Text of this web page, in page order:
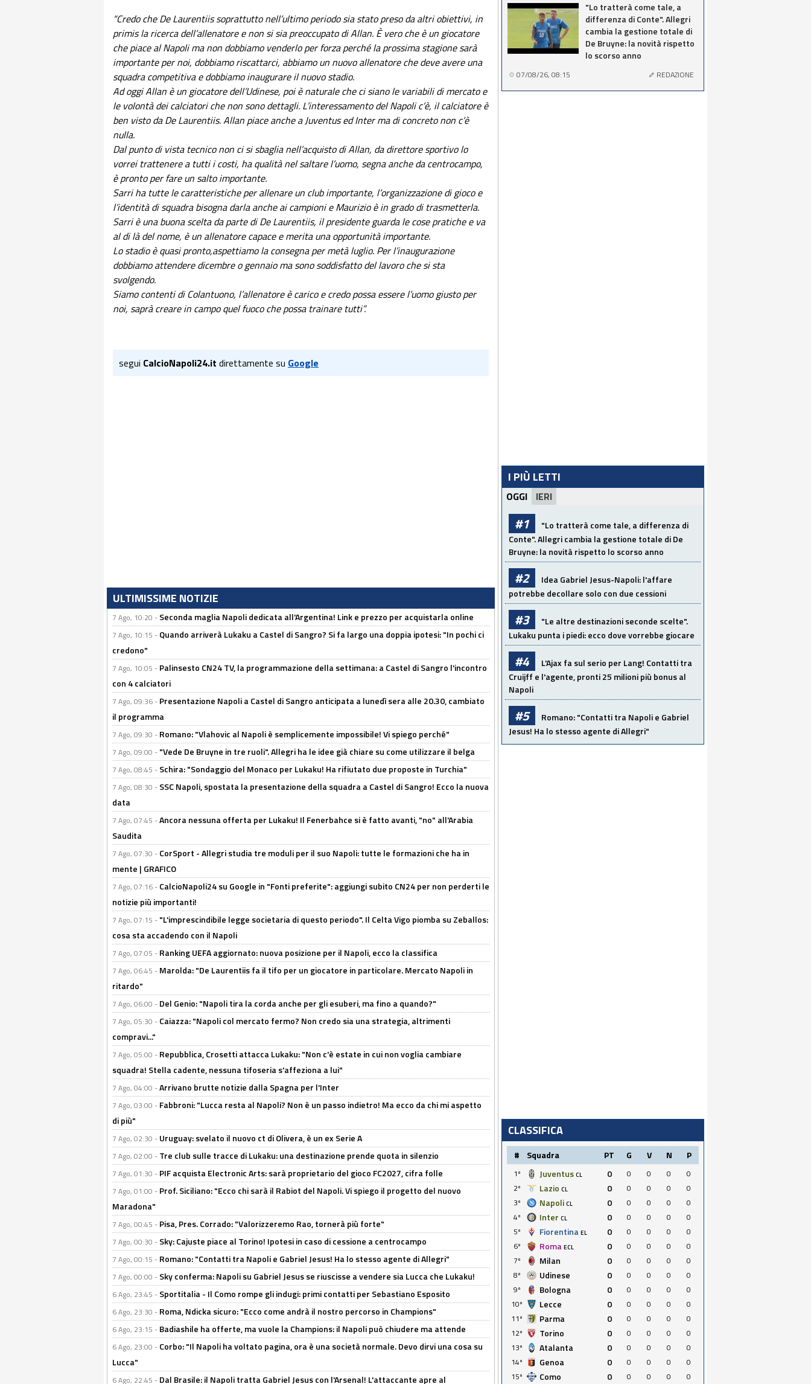
“Credo che De Laurentiis soprattutto nell’ultimo periodo sia stato preso da altri obiettivi, in
primis la ricerca dell’allenatore e non si sia preoccupato di Allan. È vero che è un giocatore
che piace al Napoli ma non dobbiamo venderlo per forza perché la prossima stagione sarà
importante per noi, dobbiamo riscattarci, abbiamo un nuovo allenatore che deve avere una
squadra competitiva e dobbiamo inaugurare il nuovo stadio.
Ad oggi Allan è un giocatore dell’Udinese, poi è naturale che ci siano le variabili di mercato e
le volontà dei calciatori che non sono dettagli. L’interessamento del Napoli c’è, il calciatore è
ben visto da De Laurentiis. Allan piace anche a Juventus ed Inter ma di concreto non c’è
nulla.
Dal punto di vista tecnico non ci si sbaglia nell’acquisto di Allan, da direttore sportivo lo
vorrei trattenere a tutti i costi, ha qualità nel saltare l’uomo, segna anche da centrocampo,
è pronto per fare un salto importante.
Sarri ha tutte le caratteristiche per allenare un club importante, l’organizzazione di gioco e
l’identità di squadra bisogna darla anche ai campioni e Maurizio è in grado di trasmetterla.
Sarri è una buona scelta da parte di De Laurentiis, il presidente guarda le cose pratiche e va
al di là del nome, è un allenatore capace e merita una opportunità importante.
Lo stadio è quasi pronto,aspettiamo la consegna per metà luglio. Per l’inaugurazione
dobbiamo attendere dicembre o gennaio ma sono soddisfatto del lavoro che si sta
svolgendo.
Siamo contenti di Colantuono, l’allenatore è carico e credo possa essere l’uomo giusto per
noi, saprà creare in campo quel fuoco che possa trainare tutti”.
segui CalcioNapoli24.it direttamente su Google
ULTIMISSIME NOTIZIE
7 Ago, 10:20 - Seconda maglia Napoli dedicata all'Argentina! Link e prezzo per acquistarla online
7 Ago, 10:15 - Quando arriverà Lukaku a Castel di Sangro? Si fa largo una doppia ipotesi: "In pochi ci
credono"
7 Ago, 10:05 - Palinsesto CN24 TV, la programmazione della settimana: a Castel di Sangro l'incontro
con 4 calciatori
7 Ago, 09:36 - Presentazione Napoli a Castel di Sangro anticipata a lunedì sera alle 20.30, cambiato
il programma
7 Ago, 09:30 - Romano: "Vlahovic al Napoli è semplicemente impossibile! Vi spiego perché"
7 Ago, 09:00 - "Vede De Bruyne in tre ruoli". Allegri ha le idee già chiare su come utilizzare il belga
7 Ago, 08:45 - Schira: "Sondaggio del Monaco per Lukaku! Ha rifiutato due proposte in Turchia"
7 Ago, 08:30 - SSC Napoli, spostata la presentazione della squadra a Castel di Sangro! Ecco la nuova
data
7 Ago, 07:45 -Ancora nessuna offerta per Lukaku! Il Fenerbahce si è fatto avanti, "no" all'Arabia
Saudita
7 Ago, 07:30 - CorSport - Allegri studia tre moduli per il suo Napoli: tutte le formazioni che ha in
mente | GRAFICO
7 Ago, 07:16 - CalcioNapoli24 su Google in "Fonti preferite": aggiungi subito CN24 per non perderti le
notizie più importanti!
7 Ago, 07:15 - "L'imprescindibile legge societaria di questo periodo". Il Celta Vigo piomba su Zeballos:
cosa sta accadendo con il Napoli
7 Ago, 07:05 - Ranking UEFA aggiornato: nuova posizione per il Napoli, ecco la classifica
7 Ago, 06:45 - Marolda: "De Laurentiis fa il tifo per un giocatore in particolare. Mercato Napoli in
ritardo"
7 Ago, 06:00 - Del Genio: "Napoli tira la corda anche per gli esuberi, ma fino a quando?"
7 Ago, 05:30 - Caiazza: "Napoli col mercato fermo? Non credo sia una strategia, altrimenti
compravi..."
7 Ago, 05:00 - Repubblica, Crosetti attacca Lukaku: "Non c'è estate in cui non voglia cambiare
squadra! Stella cadente, nessuna tifoseria s'affeziona a lui"
7 Ago, 04:00 -Arrivano brutte notizie dalla Spagna per l'Inter
7 Ago, 03:00 - Fabbroni: "Lucca resta al Napoli? Non è un passo indietro! Ma ecco da chi mi aspetto
di più"
7 Ago, 02:30 - Uruguay: svelato il nuovo ct di Olivera, è un ex Serie A
7 Ago, 02:00 - Tre club sulle tracce di Lukaku: una destinazione prende quota in silenzio
7 Ago, 01:30 - PIF acquista Electronic Arts: sarà proprietario del gioco FC2027, cifra folle
7 Ago, 01:00 - Prof. Siciliano: "Ecco chi sarà il Rabiot del Napoli. Vi spiego il progetto del nuovo
Maradona"
7 Ago, 00:45 - Pisa, Pres. Corrado: "Valorizzeremo Rao, tornerà più forte"
7 Ago, 00:30 - Sky: Cajuste piace al Torino! Ipotesi in caso di cessione a centrocampo
7 Ago, 00:15 - Romano: "Contatti tra Napoli e Gabriel Jesus! Ha lo stesso agente di Allegri"
7 Ago, 00:00 - Sky conferma: Napoli su Gabriel Jesus se riuscisse a vendere sia Lucca che Lukaku!
6 Ago, 23:45 - Sportitalia - Il Como rompe gli indugi: primi contatti per Sebastiano Esposito
6 Ago, 23:30 - Roma, Ndicka sicuro: "Ecco come andrà il nostro percorso in Champions"
6 Ago, 23:15 - Badiashile ha offerte, ma vuole la Champions: il Napoli può chiudere ma attende
6 Ago, 23:00 - Corbo: "Il Napoli ha voltato pagina, ora è una società normale. Devo dirvi una cosa su
Lucca"
6 Ago, 22:45 - Dal Brasile: il Napoli tratta Gabriel Jesus con l'Arsenal! L'attaccante apre al
"Lo tratterà come tale, a
differenza di Conte". Allegri
cambia la gestione totale di
De Bruyne: la novità rispetto
lo scorso anno
07/08/26, 08:15 REDAZIONE
I PIÙ LETTI
OGGI IERI
#1
"Lo tratterà come tale, a differenza di
Conte". Allegri cambia la gestione totale di De
Bruyne: la novità rispetto lo scorso anno
#2
Idea Gabriel Jesus-Napoli: l'affare
potrebbe decollare solo con due cessioni
#3
"Le altre destinazioni seconde scelte".
Lukaku punta i piedi: ecco dove vorrebbe giocare
#4
L'Ajax fa sul serio per Lang! Contatti tra
Cruijff e l'agente, pronti 25 milioni più bonus al
Napoli
#5
Romano: "Contatti tra Napoli e Gabriel
Jesus! Ha lo stesso agente di Allegri"
CLASSIFICA
# Squadra PT G V N P
1º Juventus CL 0 0 0 0
0
2º
Lazio CL 0 0 0 0
0
3º
Napoli CL 0 0 0 0
0
4º
Inter CL 0 0 0 0
0
5º
Fiorentina EL 0 0 0 0
0
6º
Roma ECL 0 0 0 0
0
7º
Milan 0 0 0 0
0
8º
Udinese 0 0 0 0
0
9º
Bologna 0 0 0 0
0
10º
Lecce 0 0 0 0
0
11º
Parma 0 0 0 0
0
12º
Torino 0 0 0 0
0
13º
Atalanta 0 0 0 0
0
14º
Genoa 0 0 0 0
0
15º
Como 0 0 0 0 0